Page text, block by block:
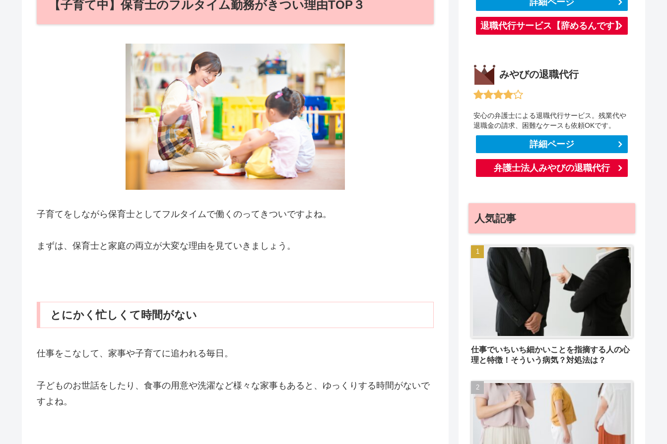
【子育て中】保育士のフルタイム勤務がきつい理由TOP３
子育てをしながら保育士としてフルタイムで働くのってきついですよね。
まずは、保育士と家庭の両立が大変な理由を見ていきましょう。
とにかく忙しくて時間がない
仕事をこなして、家事や子育てに追われる毎日。
子どものお世話をしたり、食事の用意や洗濯など様々な家事もあると、ゆっくりする時間がないで
すよね。
詳細ページ
退職代行サービス【辞めるんです】
みやびの退職代行
安心の弁護士による退職代行サービス。残業代や
退職金の請求、困難なケースも依頼OKです。
詳細ページ
弁護士法人みやびの退職代行
人気記事
仕事でいちいち細かいことを指摘する人の心
理と特徴！そういう病気？対処法は？